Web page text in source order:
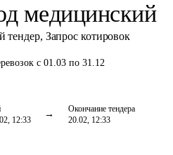
медицинский
тендер, Запрос котировок
с 01.03 по 31.12
12:33
Окончание тендера
20.02, 12:33